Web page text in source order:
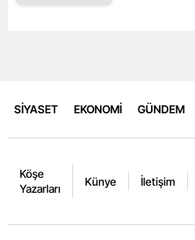
SİYASET EKONOMİ GÜNDEM
Köşe
Yazarları
Künye İletişim